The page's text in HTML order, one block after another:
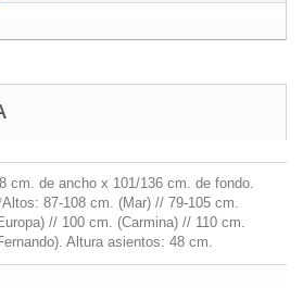
cm. de ancho x 101/136 cm. de fondo.
87-108 cm. (Mar) // 79-105 cm.
// 100 cm. (Carmina) // 110 cm.
Altura asientos: 48 cm.